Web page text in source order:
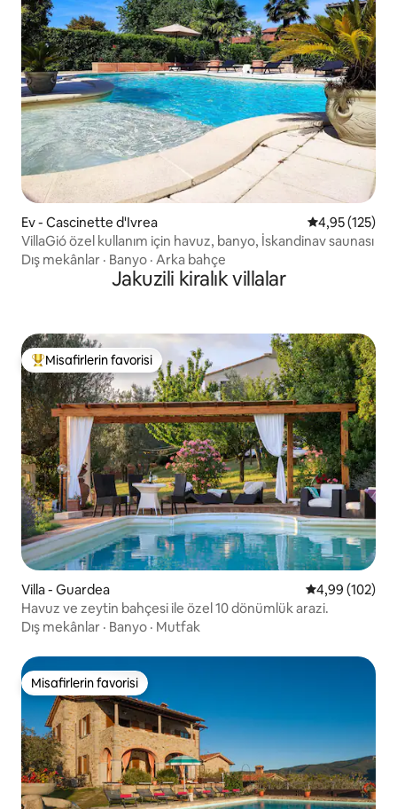
Ev - Cascinette d'Ivrea 5 üzerinden
4,95 (125)
VillaGió özel kullanım için havuz, banyo, İskandinav saunası
Dış mekânlar · Banyo · Arka bahçe
Jakuzili kiralık villalar
Misafirlerin favorilerinden en beğenilenler arasında
Misafirlerin favorisi
Villa - Guardea 5 üzerinden
4,99 (102)
Havuz ve zeytin bahçesi ile özel 10 dönümlük arazi.
Dış mekânlar · Banyo · Mutfak
Misafirlerin favorisi
Misafirlerin favorisi